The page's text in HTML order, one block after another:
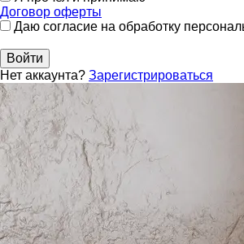
Договор оферты
Даю согласие на обработку
Войти
Нет аккаунта? Зарегистрироваться